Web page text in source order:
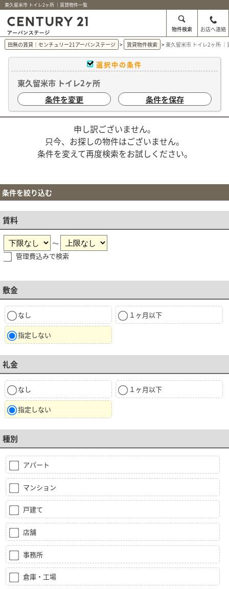
東久留米市 トイレ2ヶ所 ｜賃貸物件一覧
物件検索
お店へ連絡
田無の賃貸｜センチュリー21アーバンステージ
賃貸物件検索 東久留米市 トイレ2ヶ所 ｜
選択中の条件
東久留米市 トイレ2ヶ所
条件を変更
条件を保存
申し訳ございません。
只今、お探しの物件はございません。
条件を変えて再度検索をお試しください。
条件を絞り込む
賃料
～
管理費込みで検索
敷金
なし １ヶ月以下
指定しない
礼金
なし １ヶ月以下
指定しない
種別
アパート
マンション
戸建て
店舗
事務所
倉庫・工場